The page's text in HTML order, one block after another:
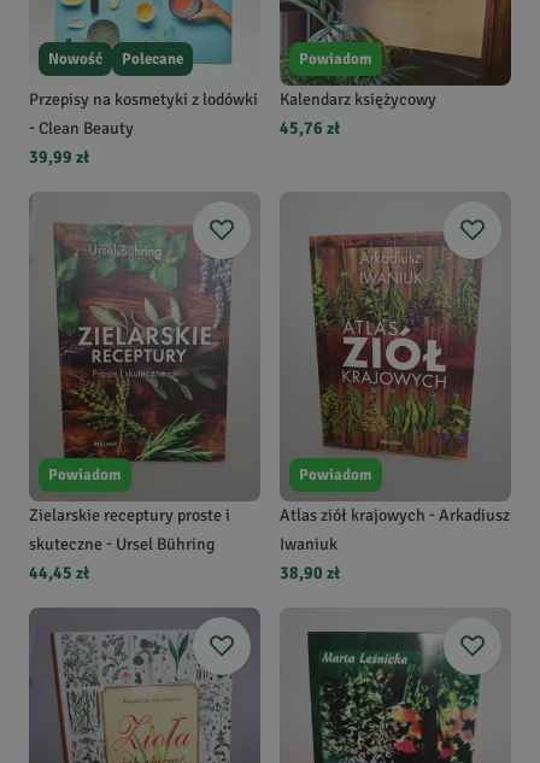
Nowość Polecane
Przepisy na kosmetyki z lodówki
- Clean Beauty
39,99 zł
Powiadom
Kalendarz księżycowy
45,76 zł
Powiadom
Zielarskie receptury proste i
skuteczne - Ursel Bühring
44,45 zł
Powiadom
Atlas ziół krajowych - Arkadiusz
Iwaniuk
38,90 zł